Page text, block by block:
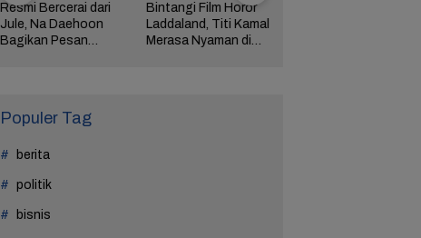
Resmi Bercerai dari
Jule, Na Daehoon
Bagikan Pesan
Bintangi Film Horor
Laddaland, Titi Kamal
Merasa Nyaman di
Populer Tag
berita
politik
bisnis